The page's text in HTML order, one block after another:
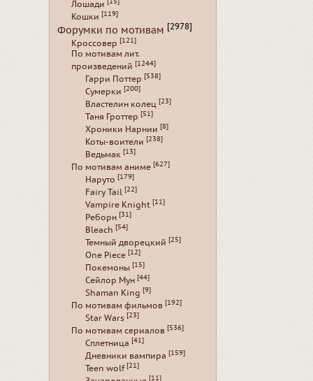
Лошади
Кошки [119]
Форумки по мотивам [2978]
Кроссовер [121]
По мотивам лит.
произведений [1244]
Гарри Поттер [538]
Сумерки [200]
Властелин колец [23]
Таня Гроттер [51]
Хроники Нарнии [8]
Коты-воители [238]
Ведьмак [13]
По мотивам аниме [627]
Наруто [179]
Fairy Tail [22]
Vampire Knight [11]
Реборн [31]
Bleach [54]
Темный дворецкий [25]
One Piece [12]
Покемоны [15]
Сейлор Мун [44]
Shaman King [9]
По мотивам фильмов [192]
Star Wars [23]
По мотивам сериалов [536]
Сплетница [41]
Дневники вампира [159]
Teen wolf [21]
[11]